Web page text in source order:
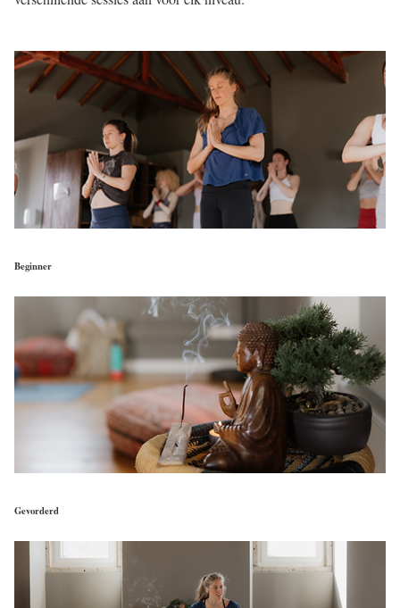
Beginner
Gevorderd